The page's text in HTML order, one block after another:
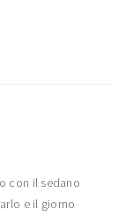
con il sedano
e il giorno